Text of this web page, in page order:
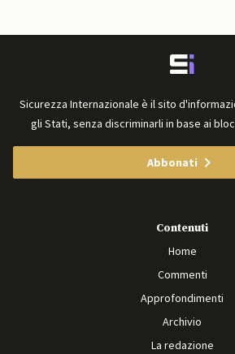
Sicurezza Internazionale è il sito
gli Stati, senza discriminarli in base ai
Abbonati
Contenuti
Home
Commenti
Approfondimenti
Archivio
La redazione